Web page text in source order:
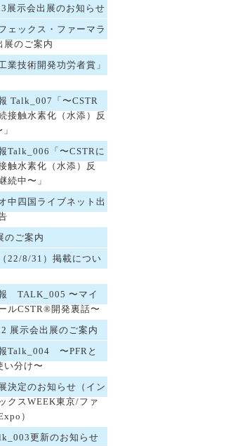
展示会出展のお知らせ
ェックス・ファーマラ
展のご案内
業技術開発功労者賞」
Talk_007「〜CSTR
接触水素化（水添）反
Talk_006「〜CSTRに
触水素化（水添）反
続中〜」
中四国ライブネット出
のご案内
22/8/31）掲載につい
TALK_005 〜マイ
ルCSTR®開発裏話〜
展示会出展のご案内
Talk_004 〜PFRと
い分け〜
決定のお知らせ（イン
クスWEEK東京/ファ
）
更新のお知らせ